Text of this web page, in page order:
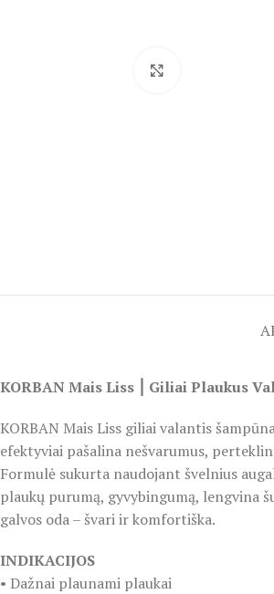
Spustelėkite,
KORBAN Mais Liss ⎮ Giliai Plaukus
KORBAN Mais Liss giliai valantis
efektyviai pašalina nešvarumus,
Formulė sukurta naudojant švelnius
plaukų purumą, gyvybingumą, lengvina
galvos oda – švari ir komfortiška.
INDIKACIJOS
• Dažnai plaunami plaukai